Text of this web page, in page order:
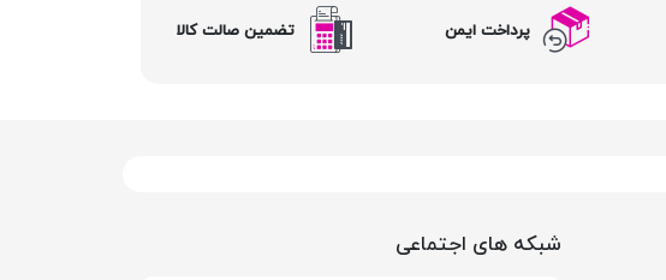
پرداخت ایمن تضمین صالت کالا
شبکه های اجتماعی